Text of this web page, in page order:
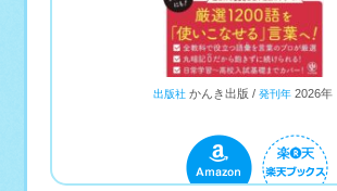
出版社 かんき出版 発刊年 2026年